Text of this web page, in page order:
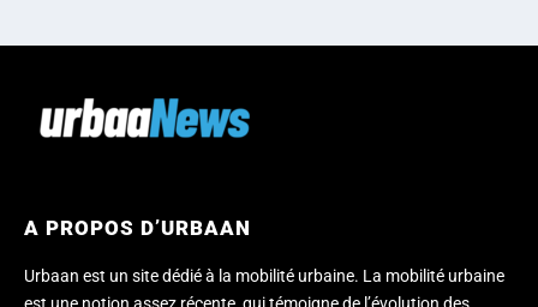
A PROPOS D’URBAAN
Urbaan est un site dédié à la mobilité urbaine. La mobilité urbaine